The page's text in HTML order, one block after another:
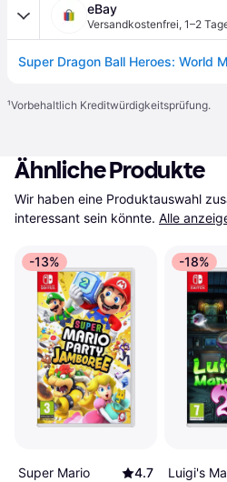
eBay
Versandkostenfrei, 1–2
¹Vorbehaltlich Kreditwürdigkeitsprüfung.
Ähnliche Produkte
Wir haben eine Produktauswahl
interessant sein könnte. Alle
-13%
Super Mario
4.7
-18%
Luigi's